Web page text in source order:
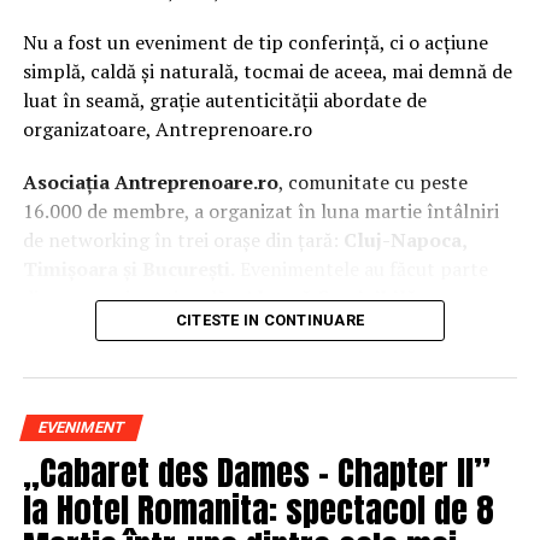
Nu a fost un eveniment de tip conferință, ci o acțiune
simplă, caldă și naturală, tocmai de aceea, mai demnă de
luat în seamă, grație autenticității abordate de
organizatoare, Antreprenoare.ro
Asociația Antreprenoare.ro, comunitate cu peste
16.000 de membre, a organizat în luna martie întâlniri
de networking în trei orașe din țară:
Cluj-Napoca,
campania națională„Aleg să fiu vizibilă„, o
inițiativă care combină sesiuni de fotografie de brand
prezentă, cu numele tău și cu afacerea ta, în spațiul
public.
La Cluj-Napoca, sesiunile foto au fost susținute de doi
fotografi profesioniști:Valentina Mihalache
(lightsun.ro) șiDeni Sîrb(DA Studio). Valentina a venit
CITESTE IN CONTINUARE
EVENIMENT
„Cabaret des Dames – Chapter II”
la Hotel Romanita: spectacol de 8